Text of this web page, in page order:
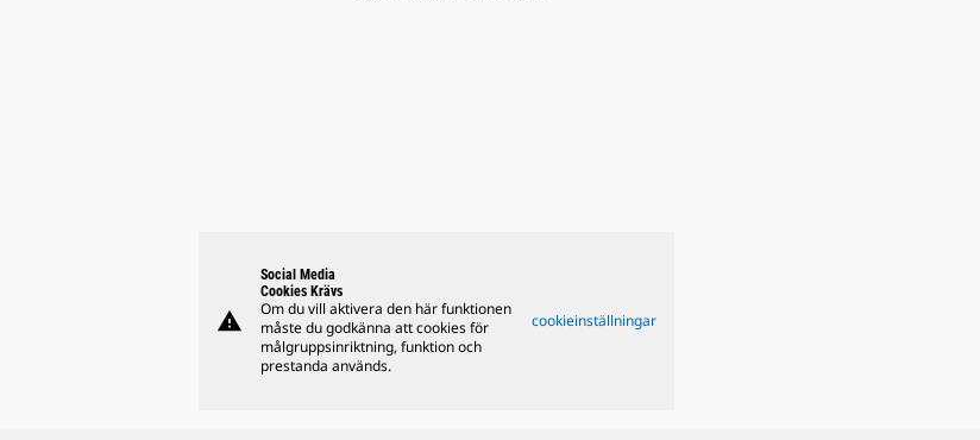
warning
Social Media
Cookies Krävs
Om du vill aktivera den här funktionen
måste du godkänna att cookies för
målgruppsinriktning, funktion och
prestanda används.
cookieinställningar